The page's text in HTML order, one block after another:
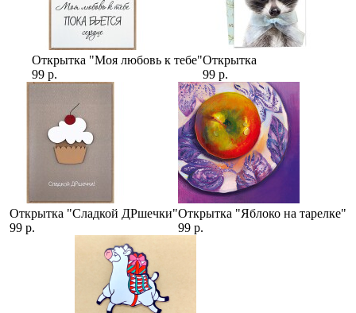
Открытка "Моя любовь к тебе"
99 р.
Открытка
99 р.
Открытка "Сладкой ДРшечки"
99 р.
Открытка "Яблоко на тарелке"
99 р.